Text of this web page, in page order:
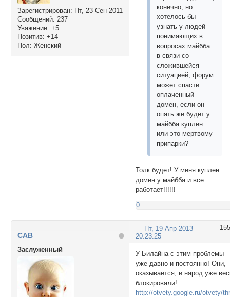
Зарегистрирован: Пт, 23 Сен 2011
Сообщений: 237
Уважение: +5
Позитив: +14
Пол: Женский
конечно, но
хотелось бы
узнать у людей
понимающих в
вопросах майбба.
в связи со
сложившейся
ситуацией, форум
может спасти
оплаченный
домен, если он
опять же будет у
майбба куплен
или это мертвому
припарки?
Толк будет! У меня куплен
домен у майбба и все
работает!!!!!!
0
155
Пт, 19 Апр 2013
20:23:25
CAB
Заслуженный
У Билайна с этим проблемы
уже давно и постоянно! Они,
оказывается, и народ уже
блокировали!
http://otvety.google.ru/otvety/